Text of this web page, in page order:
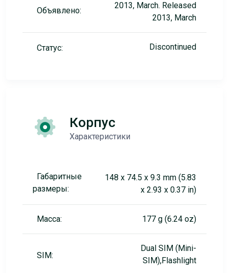
Объявлено:
2013, March. Released
2013, March
Статус: Discontinued
Корпус
Характеристики
Габаритные
размеры:
148 x 74.5 x 9.3 mm (5.83
x 2.93 x 0.37 in)
Масса: 177 g (6.24 oz)
SIM:
Dual SIM (Mini-
SIM),Flashlight